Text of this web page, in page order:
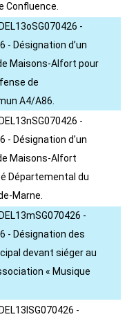
Confluence.
-
- Désignation d’un
Maisons-Alfort pour
de
A4/A86.
-
- Désignation d’un
Maisons-Alfort
Départemental du
Marne.
-
- Désignation des
devant siéger au
« Musique
-